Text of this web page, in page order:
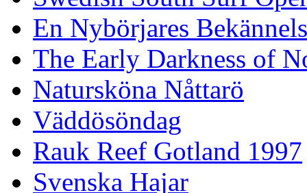
En Nybörjares
The Early Darkness of
Natursköna Nåttarö
Väddösöndag
Rauk Reef Gotland 1997
Svenska Hajar